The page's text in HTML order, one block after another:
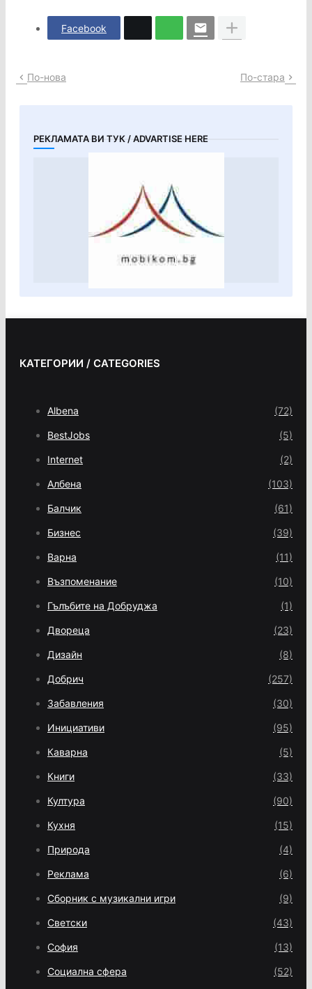
Facebook
По-нова По-стара
РЕКЛАМАТА ВИ ТУК / ADVARTISE HERE
КАТЕГОРИИ / CATEGORIES
Albena (72)
BestJobs (5)
Internet (2)
Албена (103)
Балчик (61)
Бизнес (39)
Варна (11)
Възпоменание (10)
Гълъбите на Добруджа (1)
Двореца (23)
Дизайн (8)
Добрич (257)
Забавления (30)
Инициативи (95)
Каварна (5)
Книги (33)
Култура (90)
Кухня (15)
Природа (4)
Реклама (6)
Сборник с музикални игри (9)
Светски (43)
София (13)
Социална сфера (52)